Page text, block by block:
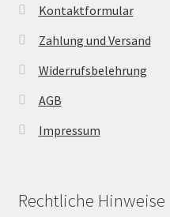
Kontaktformular
Zahlung und Versand
Widerrufsbelehrung
AGB
Impressum
Rechtliche Hinweise